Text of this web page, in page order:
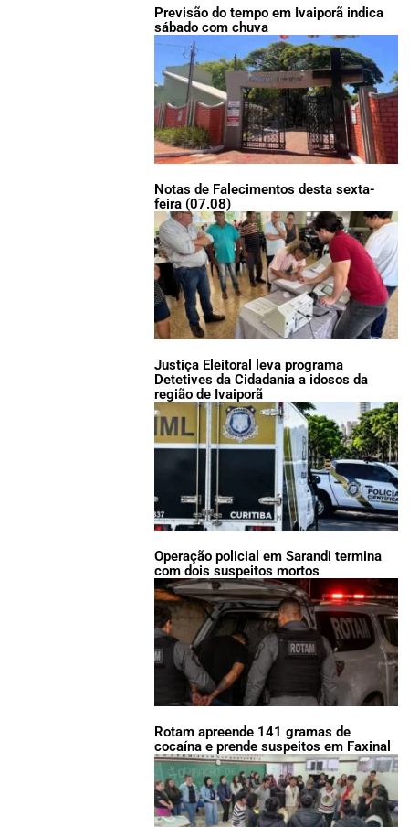
Previsão do tempo em Ivaiporã indica
sábado com chuva
Notas de Falecimentos desta sexta-
feira (07.08)
Justiça Eleitoral leva programa
Detetives da Cidadania a idosos da
região de Ivaiporã
Operação policial em Sarandi termina
com dois suspeitos mortos
Rotam apreende 141 gramas de
cocaína e prende suspeitos em Faxinal